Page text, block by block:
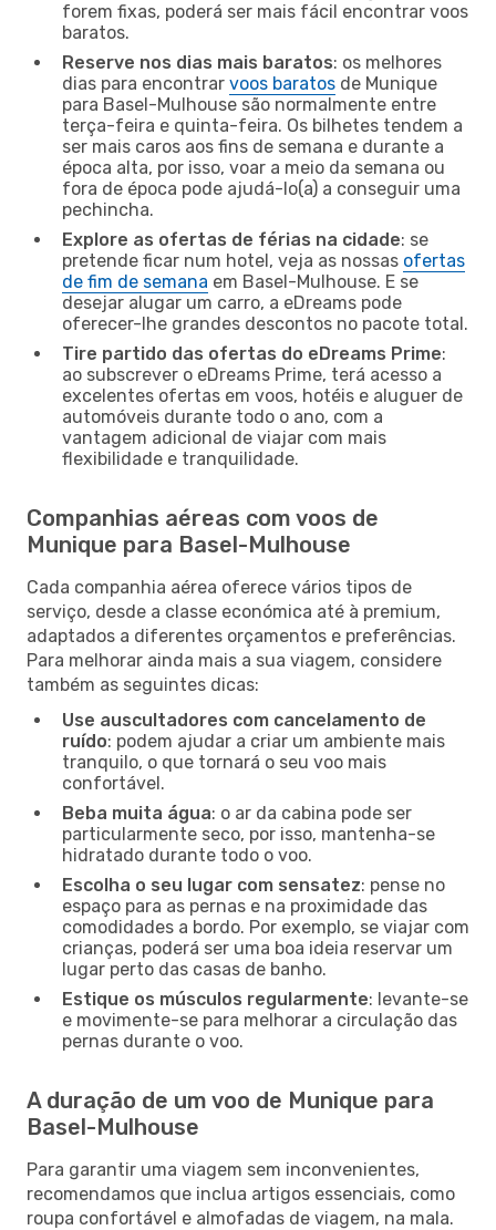
forem fixas, poderá ser mais fácil encontrar voos
baratos.
Reserve nos dias mais baratos: os melhores
dias para encontrar voos baratos de Munique
para Basel-Mulhouse são normalmente entre
terça-feira e quinta-feira. Os bilhetes tendem a
ser mais caros aos fins de semana e durante a
época alta, por isso, voar a meio da semana ou
fora de época pode ajudá-lo(a) a conseguir uma
pechincha.
Explore as ofertas de férias na cidade: se
pretende ficar num hotel, veja as nossas ofertas
de fim de semana em Basel-Mulhouse. E se
desejar alugar um carro, a eDreams pode
oferecer-lhe grandes descontos no pacote total.
Tire partido das ofertas do eDreams Prime:
ao subscrever o eDreams Prime, terá acesso a
excelentes ofertas em voos, hotéis e aluguer de
automóveis durante todo o ano, com a
vantagem adicional de viajar com mais
flexibilidade e tranquilidade.
Companhias aéreas com voos de
Munique para Basel-Mulhouse
Cada companhia aérea oferece vários tipos de
serviço, desde a classe económica até à premium,
adaptados a diferentes orçamentos e preferências.
Para melhorar ainda mais a sua viagem, considere
também as seguintes dicas:
Use auscultadores com cancelamento de
ruído: podem ajudar a criar um ambiente mais
tranquilo, o que tornará o seu voo mais
confortável.
Beba muita água: o ar da cabina pode ser
particularmente seco, por isso, mantenha-se
hidratado durante todo o voo.
Escolha o seu lugar com sensatez: pense no
espaço para as pernas e na proximidade das
comodidades a bordo. Por exemplo, se viajar com
crianças, poderá ser uma boa ideia reservar um
lugar perto das casas de banho.
Estique os músculos regularmente: levante-se
e movimente-se para melhorar a circulação das
pernas durante o voo.
A duração de um voo de Munique para
Basel-Mulhouse
Para garantir uma viagem sem inconvenientes,
recomendamos que inclua artigos essenciais, como
roupa confortável e almofadas de viagem, na mala.